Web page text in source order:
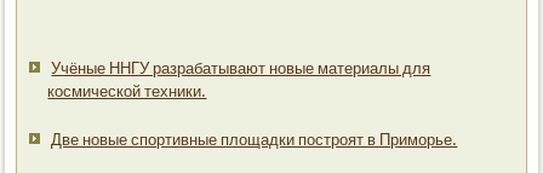
Учёные ННГУ разрабатывают новые материалы для
космической техники.
Две новые спортивные площадки построят в Приморье.